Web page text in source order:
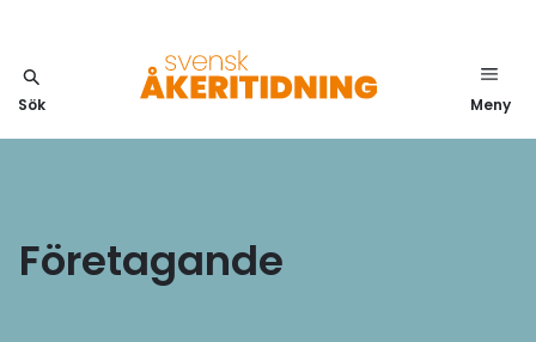
Sök Meny
Företagande